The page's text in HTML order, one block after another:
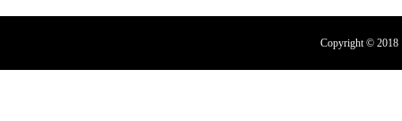
オンラインショップ
Copyright © 2018